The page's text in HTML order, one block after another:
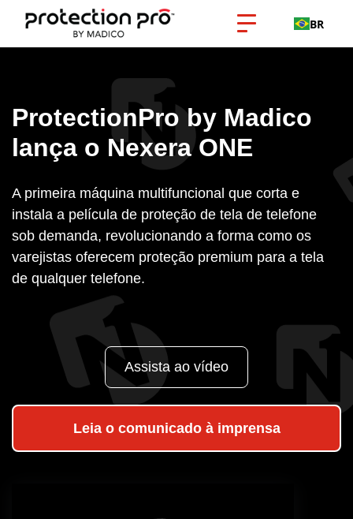
BR
ProtectionPro by Madico
lança o Nexera ONE
A primeira máquina multifuncional que corta e
instala a película de proteção de tela de telefone
sob demanda, revolucionando a forma como os
varejistas oferecem proteção premium para a tela
de qualquer telefone.
Leia o comunicado à imprensa
Assista ao vídeo